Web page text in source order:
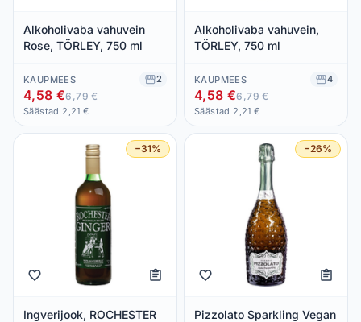
Alkoholivaba vahuvein
Rose, TÖRLEY, 750 ml
KAUPMEES 2
4,58 €6,79 €
Säästad 2,21 €
Alkoholivaba vahuvein,
TÖRLEY, 750 ml
KAUPMEES 4
4,58 €6,79 €
Säästad 2,21 €
−31%
Ingverijook, ROCHESTER
−26%
Pizzolato Sparkling Vegan